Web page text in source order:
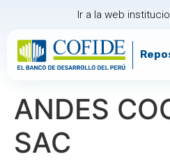
Ir a la web
ANDES
SAC